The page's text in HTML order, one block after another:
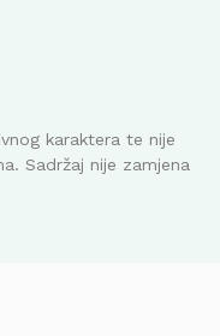
karaktera te nije
Sadržaj nije zamjena